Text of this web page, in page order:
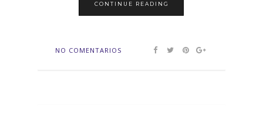
CONTINUE READING
NO COMENTARIOS